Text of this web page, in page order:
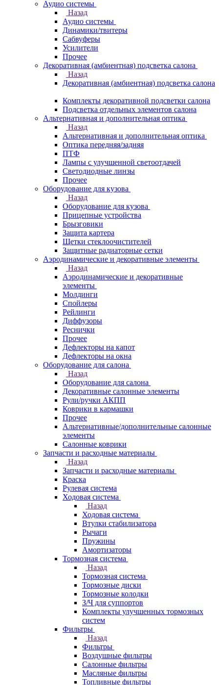
Аудио системы
Назад
Аудио системы
Динамики/твитеры
Сабвуферы
Усилители
Прочее
Декоративная (амбиентная) подсветка салона
Назад
Декоративная (амбиентная) подсветка салона
Комплекты декоративной подсветки салона
Подсветка отдельных элементов салона
Альтернативная и дополнительная оптика
Назад
Альтернативная и дополнительная оптика
Оптика передняя/задняя
ПТФ
Лампы с улучшенной светоотдачей
Светодиодные линзы
Прочее
Оборудование для кузова
Назад
Оборудование для кузова
Прицепные устройства
Брызговики
Защита картера
Щетки стеклоочистителей
Защитные радиаторные сетки
Аэродинамические и декоративные элементы
Назад
Аэродинамические и декоративные
элементы
Молдинги
Спойлеры
Рейлинги
Диффузоры
Реснички
Прочее
Дефлекторы на капот
Дефлекторы на окна
Оборудование для салона
Назад
Оборудование для салона
Декоративные салонные элементы
Рули/ручки АКПП
Коврики в кармашки
Прочее
Альтернативные/дополнительные салонные
элементы
Салонные коврики
Запчасти и расходные материалы
Назад
Запчасти и расходные материалы
Краска
Рулевая система
Ходовая система
Назад
Ходовая система
Втулки стабилизатора
Рычаги
Пружины
Амортизаторы
Тормозная система
Назад
Тормозная система
Тормозные диски
Тормозные колодки
З/Ч для суппортов
Комплекты улучшенных тормозных
систем
Фильтры
Назад
Фильтры
Воздушные фильтры
Салонные фильтры
Масляные фильтры
Топливные фильтры